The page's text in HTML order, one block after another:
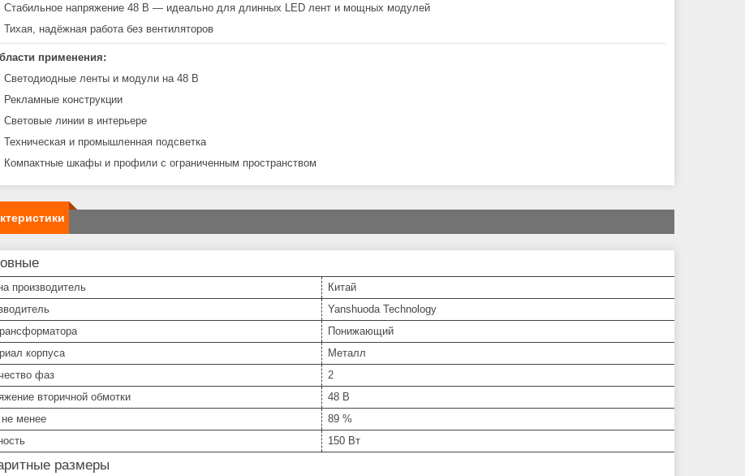
Стабильное напряжение 48 В — идеально для длинных LED лент и мощных модулей
Тихая, надёжная работа без вентиляторов
применения:
Светодиодные ленты и модули на 48 В
Рекламные конструкции
Световые линии в интерьере
Техническая и промышленная подсветка
Компактные шкафы и профили с ограниченным пространством
производитель
Китай
Yanshuoda Technology
Понижающий
корпуса
Металл
фаз
2
вторичной обмотки
48 В
менее
89 %
150 Вт
размеры